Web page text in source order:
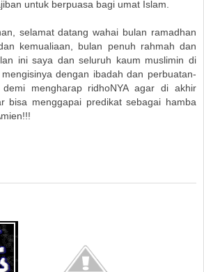
untuk berpuasa bagi umat Islam.
selamat datang wahai bulan ramadhan
kemualiaan, bulan penuh rahmah dan
ini saya dan seluruh kaum muslimin di
dengan ibadah dan perbuatan-
mengharap ridhoNYA agar di akhir
bisa menggapai predikat sebagai hamba